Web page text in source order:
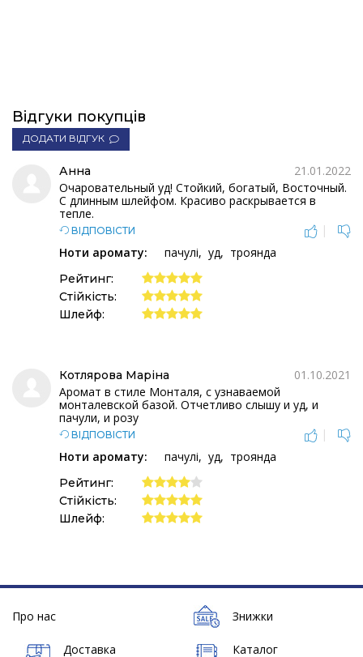
Відгуки покупців
ДОДАТИ ВІДГУК
Анна
21.01.2022
Очаровательный уд! Стойкий, богатый, Восточный.
С длинным шлейфом. Красиво раскрывается в
тепле.
ВІДПОВІСТИ
|
Ноти аромату:
пачулі уд троянда
Рейтинг:
Стійкість:
Шлейф:
Котлярова Маріна
01.10.2021
Аромат в стиле Монталя, с узнаваемой
монталевской базой. Отчетливо слышу и уд, и
пачули, и розу
ВІДПОВІСТИ
|
Ноти аромату:
пачулі уд троянда
Рейтинг:
Стійкість:
Шлейф:
Про нас Знижки
Доставка
Каталог